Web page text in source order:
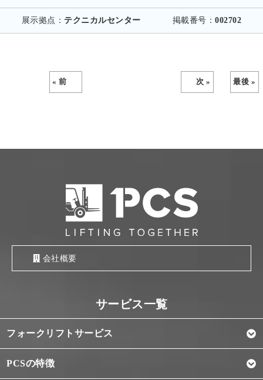
展示拠点： テクニカルセンター 掲載番号：002702
« 前 次 » 最後 »
会社概要
フォークリフトサービス
PCSの特徴